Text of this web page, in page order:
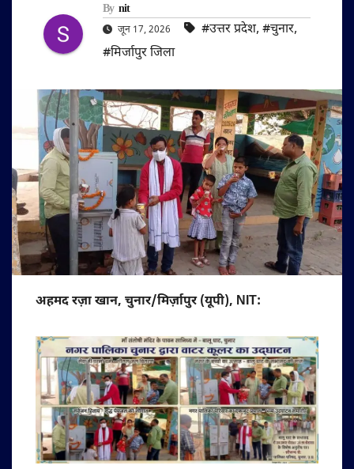
By nit
जून 17, 2026 #उत्तर प्रदेश, #चुनार,
#मिर्जापुर जिला
अहमद रज़ा खान, चुनार/मिर्ज़ापुर (यूपी), NIT: